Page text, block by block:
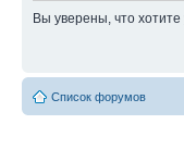
Вы уверены, что
Список форумов